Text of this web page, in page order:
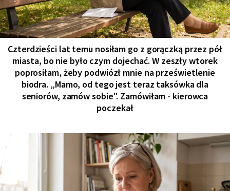
Czterdzieści lat temu nosiłam go z gorączką przez pół
miasta, bo nie było czym dojechać. W zeszły wtorek
poprosiłam, żeby podwiózł mnie na prześwietlenie
biodra. „Mamo, od tego jest teraz taksówka dla
seniorów, zamów sobie". Zamówiłam - kierowca
poczekał